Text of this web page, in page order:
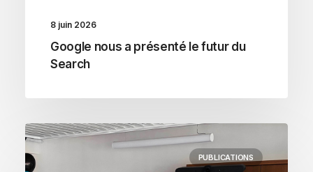
8 juin 2026
Google nous a présenté le futur du
Search
PUBLICATIONS